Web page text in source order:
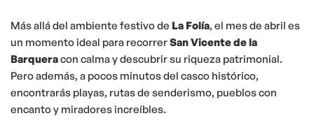
Más allá del ambiente festivo de La Folía, el mes de abril es
un momento ideal para recorrerSan Vicente de la
Barqueracon calma y descubrir su riqueza patrimonial.
Pero además, a pocos minutos del casco histórico,
encontrarás playas, rutas de senderismo, pueblos con
encanto y miradores increíbles.